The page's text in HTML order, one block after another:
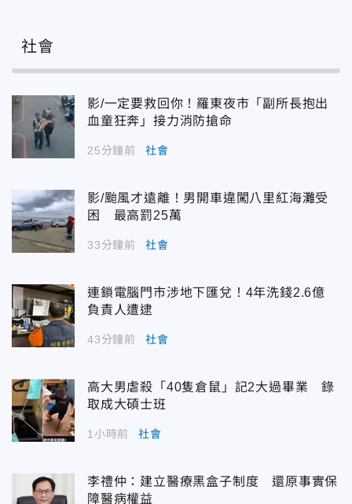
社會
影/一定要救回你！羅東夜市「副所長抱出
血童狂奔」接力消防搶命
25分鐘前 社會
影/颱風才遠離！男開車違闖八里紅海灘受
困 最高罰25萬
33分鐘前 社會
連鎖電腦門市涉地下匯兌！4年洗錢2.6億
負責人遭逮
43分鐘前 社會
高大男虐殺「40隻倉鼠」記2大過畢業 錄
取成大碩士班
1小時前 社會
李禮仲：建立醫療黑盒子制度 還原事實保
障醫病權益